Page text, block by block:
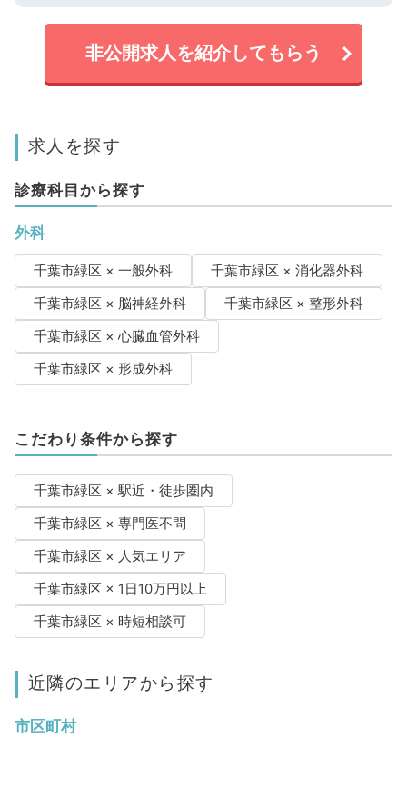
非公開求人を紹介してもらう
求人を探す
診療科目から探す
外科
千葉市緑区 × 一般外科
千葉市緑区 × 消化器外科
千葉市緑区 × 脳神経外科
千葉市緑区 × 整形外科
千葉市緑区 × 心臓血管外科
千葉市緑区 × 形成外科
こだわり条件から探す
千葉市緑区 × 駅近・徒歩圏内
千葉市緑区 × 専門医不問
千葉市緑区 × 人気エリア
千葉市緑区 × 1日10万円以上
千葉市緑区 × 時短相談可
近隣のエリアから探す
市区町村